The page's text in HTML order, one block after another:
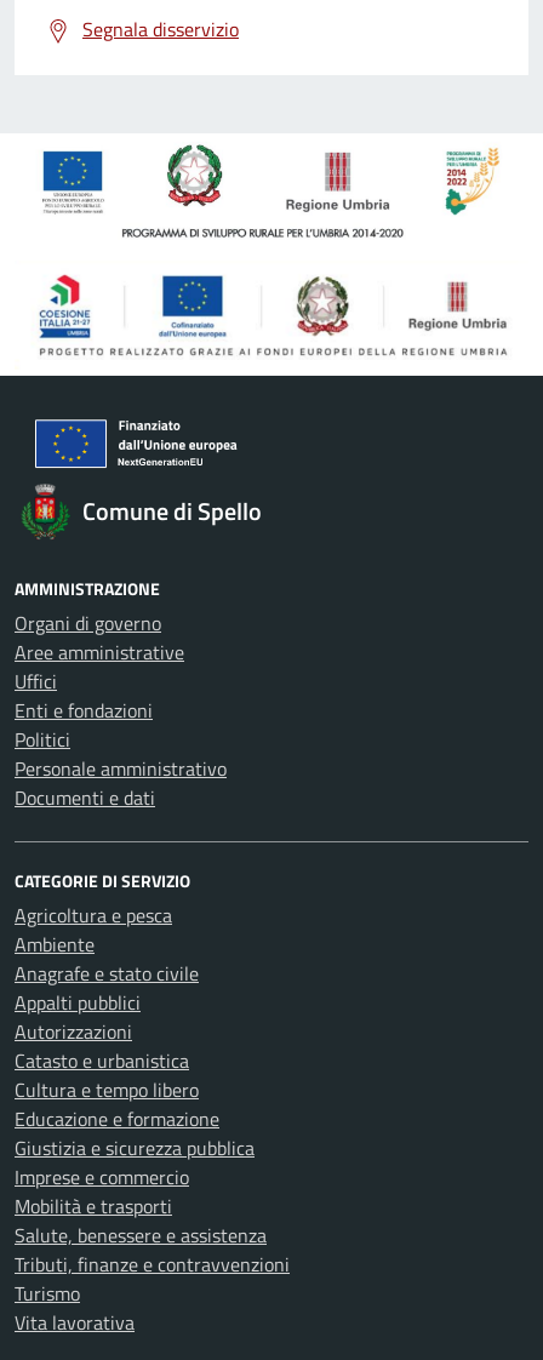
Segnala disservizio
Comune di Spello
AMMINISTRAZIONE
Organi di governo
Aree amministrative
Uffici
Enti e fondazioni
Politici
Personale amministrativo
Documenti e dati
CATEGORIE DI SERVIZIO
Agricoltura e pesca
Ambiente
Anagrafe e stato civile
Appalti pubblici
Autorizzazioni
Catasto e urbanistica
Cultura e tempo libero
Educazione e formazione
Giustizia e sicurezza pubblica
Imprese e commercio
Mobilità e trasporti
Salute, benessere e assistenza
Tributi, finanze e contravvenzioni
Turismo
Vita lavorativa